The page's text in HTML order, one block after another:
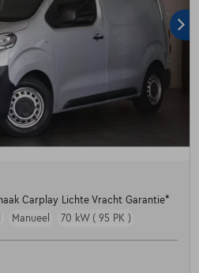
Carplay Lichte Vracht Garantie*
Manueel 70 kW ( 95 PK )